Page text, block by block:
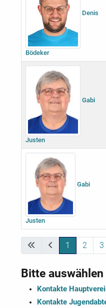
Denis
Bödeker
Gabi
Justen
Gabi
Justen
1 2 3
Bitte auswählen
Kontakte
Kontakte